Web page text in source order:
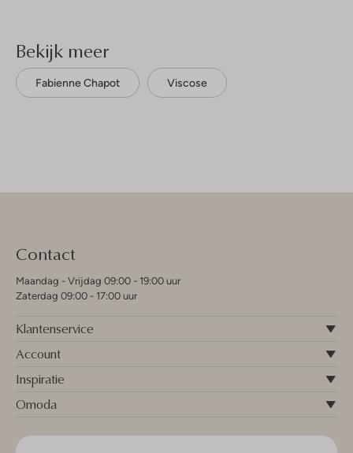
Bekijk meer
Fabienne Chapot Viscose
Contact
Maandag - Vrijdag 09:00 - 19:00 uur
Zaterdag 09:00 - 17:00 uur
Klantenservice
Account
Inspiratie
Omoda